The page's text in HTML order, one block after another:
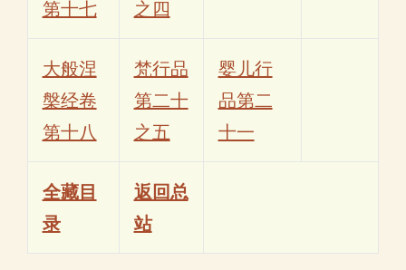
第十七
之四
大般涅
槃经卷
第十八
梵行品
第二十
之五
婴儿行
品第二
十一
全藏目
录
返回总
站